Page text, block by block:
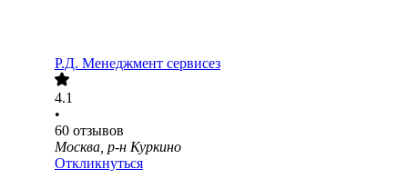
Р.Д. Менеджмент сервисез
4.1
•
60 отзывов
Москва, р-н Куркино
Откликнуться